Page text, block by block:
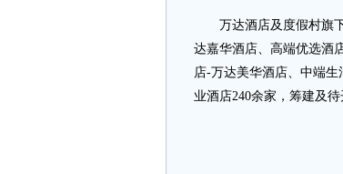
万达酒店及度假村旗下
达嘉华酒店、高端优选酒
店-万达美华酒店、中端
业酒店240余家，筹建及